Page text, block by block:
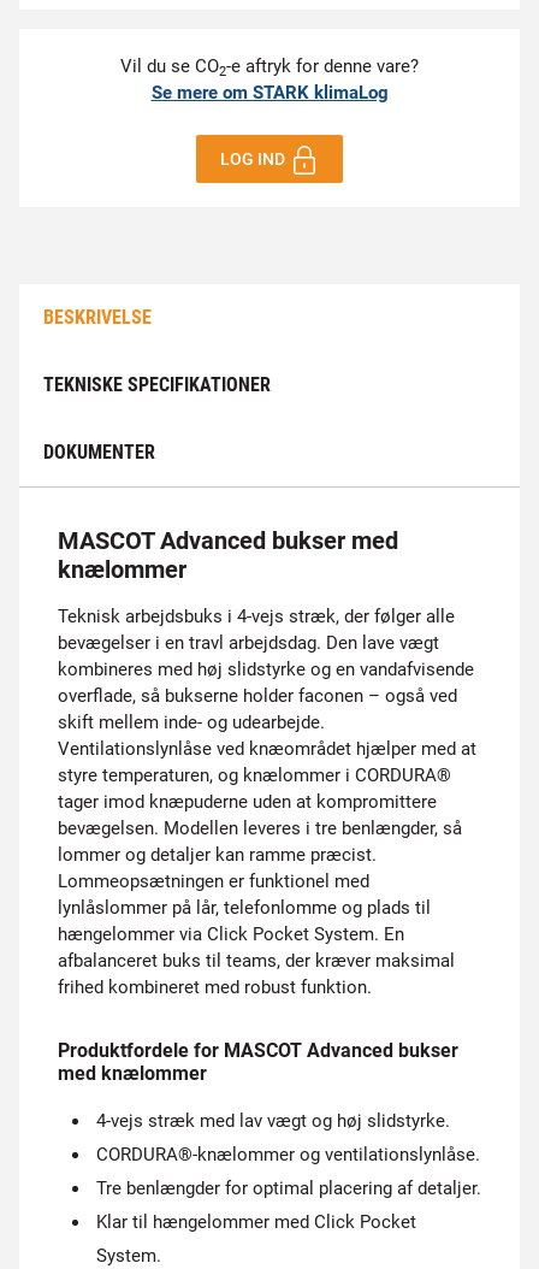
Vil du se CO2-e aftryk for denne vare?
Se mere om STARK klimaLog
LOG IND
BESKRIVELSE
TEKNISKE SPECIFIKATIONER
DOKUMENTER
MASCOT Advanced bukser med
knælommer
Teknisk arbejdsbuks i 4-vejs stræk, der følger alle
bevægelser i en travl arbejdsdag. Den lave vægt
kombineres med høj slidstyrke og en vandafvisende
overflade, så bukserne holder faconen – også ved
skift mellem inde- og udearbejde.
Ventilationslynlåse ved knæområdet hjælper med at
styre temperaturen, og knælommer i CORDURA®
tager imod knæpuderne uden at kompromittere
bevægelsen. Modellen leveres i tre benlængder, så
lommer og detaljer kan ramme præcist.
Lommeopsætningen er funktionel med
lynlåslommer på lår, telefonlomme og plads til
hængelommer via Click Pocket System. En
afbalanceret buks til teams, der kræver maksimal
frihed kombineret med robust funktion.
Produktfordele for MASCOT Advanced bukser
med knælommer
4-vejs stræk med lav vægt og høj slidstyrke.
CORDURA®-knælommer og ventilationslynlåse.
Tre benlængder for optimal placering af detaljer.
Klar til hængelommer med Click Pocket
System.